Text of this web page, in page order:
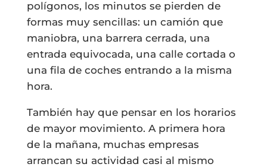
polígonos, los minutos se pierden de
formas muy sencillas: un camión que
maniobra, una barrera cerrada, una
entrada equivocada, una calle cortada o
una fila de coches entrando a la misma
hora.
También hay que pensar en los horarios
de mayor movimiento. A primera hora
de la mañana, muchas empresas
arrancan su actividad casi al mismo